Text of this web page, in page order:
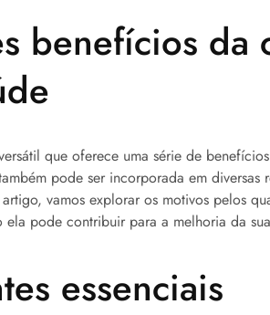
benefícios da
que oferece uma série de
pode ser incorporada em diversas
vamos explorar os motivos pelos
pode contribuir para a melhoria da
essenciais